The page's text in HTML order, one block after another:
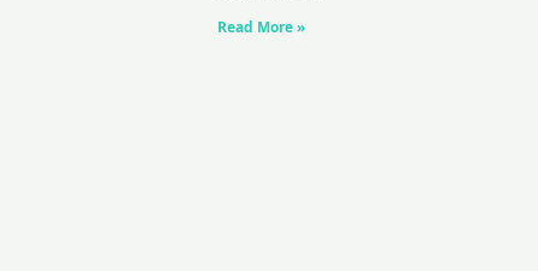
Read More »